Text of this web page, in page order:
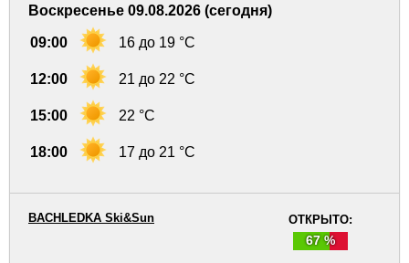
Воскресенье 09.08.2026 (сегодня)
09:00 16 до 19 °C
12:00 21 до 22 °C
15:00 22 °C
18:00 17 до 21 °C
ОТКРЫТО:
67 %
BACHLEDKA Ski&Sun